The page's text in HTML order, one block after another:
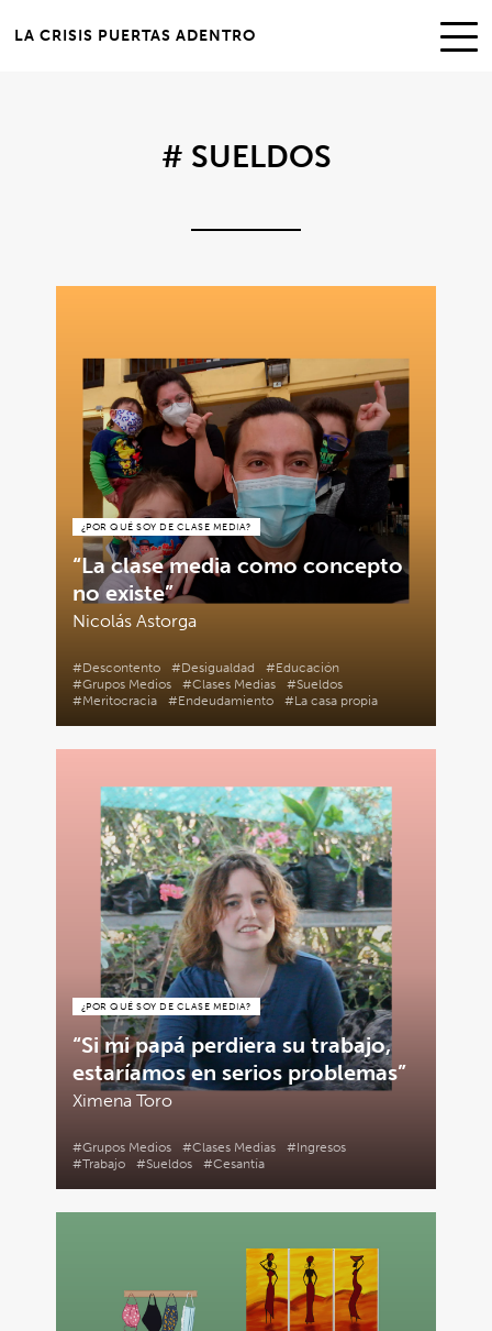
LA CRISIS PUERTAS ADENTRO
# SUELDOS
¿POR QUÉ SOY DE CLASE MEDIA?
“La clase media como concepto
no existe”
Nicolás Astorga
#Descontento #Desigualdad
#Educación
#Grupos Medios
#Clases Medias
#Sueldos
#Meritocracia
#Endeudamiento #La casa propia
¿POR QUÉ SOY DE CLASE MEDIA?
“Si mi papá perdiera su trabajo,
estaríamos en serios problemas”
Ximena Toro
#Grupos Medios #Clases Medias
#Ingresos
#Trabajo
#Sueldos #Cesantía